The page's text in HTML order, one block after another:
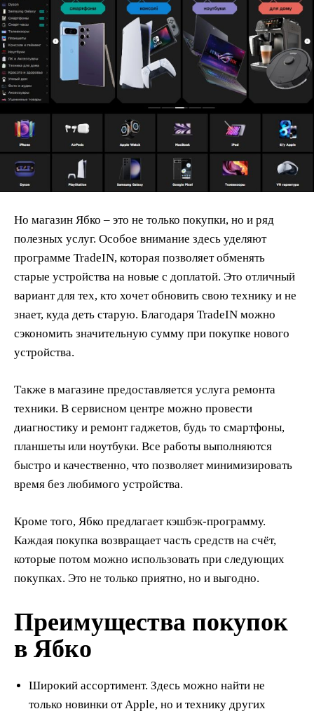
Но магазин Ябко – это не только покупки, но и ряд
полезных услуг. Особое внимание здесь уделяют
программе TradeIN, которая позволяет обменять
старые устройства на новые с доплатой. Это отличный
вариант для тех, кто хочет обновить свою технику и не
знает, куда деть старую. Благодаря TradeIN можно
сэкономить значительную сумму при покупке нового
устройства.
Также в магазине предоставляется услуга ремонта
техники. В сервисном центре можно провести
диагностику и ремонт гаджетов, будь то смартфоны,
планшеты или ноутбуки. Все работы выполняются
быстро и качественно, что позволяет минимизировать
время без любимого устройства.
Кроме того, Ябко предлагает кэшбэк-программу.
Каждая покупка возвращает часть средств на счёт,
которые потом можно использовать при следующих
покупках. Это не только приятно, но и выгодно.
Преимущества покупок
в Ябко
Широкий ассортимент. Здесь можно найти не
только новинки от Apple, но и технику других